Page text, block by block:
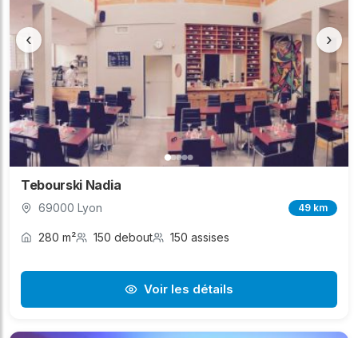
‹ ›
Tebourski Nadia
69000 Lyon 49 km
280 m² 150 debout 150 assises
Voir les détails